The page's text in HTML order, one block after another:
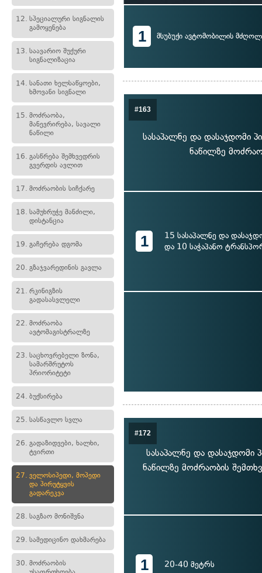
12. სპეციალური სიგნალის
გამოყენება
13. საავარიო შუქური
სიგნალიზაცია
14. სანათი ხელსაწყოები,
ხმოვანი სიგნალი
15. მოძრაობა,
მანევრირება, სავალი
ნაწილი
16. გასწრება შემხვედრის
გვერდის ავლით
17. მოძრაობის სიჩქარე
18. სამუხრუჭე მანძილი,
დისტანცია
19. გაჩერება დგომა
20. გზაჯვარედინის გავლა
21. რკინიგზის
გადასასვლელი
22. მოძრაობა
ავტომაგისტრალზე
23. საცხოვრებელი ზონა,
სამარშრუტოს
პრიორიტეტი
24. ბუქსირება
25. სასწავლო სვლა
26. გადაზიდვები, ხალხი,
ტვირთი
27. ველოსიპედი, მოპედი
და პირუტყვის
გადარეკვა
28. საგზაო მონიშვნა
29. სამედიცინო დახმარება
30. მოძრაობის
1 მსუბუქი ავტომობილის
#163
სასაპალნე და დასაჯდომი
ნაწილზე
1
15 სასაპალნე და
და 10 საჭაპანო
#172
სასაპალნე და დასაჯდომი
ნაწილზე მოძრაობის
1 20-40 მეტრს